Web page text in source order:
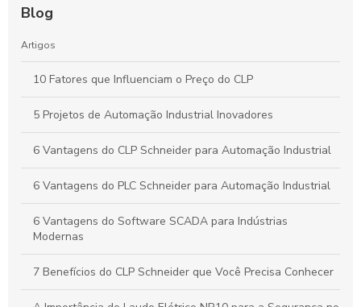
Blog
Artigos
10 Fatores que Influenciam o Preço do CLP
5 Projetos de Automação Industrial Inovadores
6 Vantagens do CLP Schneider para Automação Industrial
6 Vantagens do PLC Schneider para Automação Industrial
6 Vantagens do Software SCADA para Indústrias
Modernas
7 Benefícios do CLP Schneider que Você Precisa Conhecer